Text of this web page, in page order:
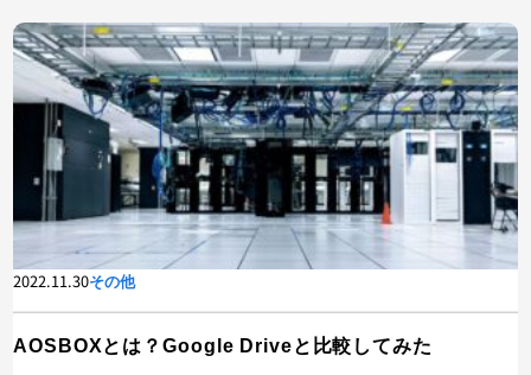
2022.11.30その他
AOSBOXとは？Google Driveと比較してみた